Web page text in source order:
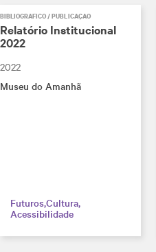
BIBLIOGRÁFICO / PUBLICAÇÃO
Relatório Institucional
2022
2022
Museu do Amanhã
FuturosCultura
Acessibilidade